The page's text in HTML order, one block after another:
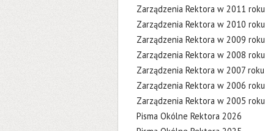
Zarządzenia Rektora w 2011 roku
Zarządzenia Rektora w 2010 roku
Zarządzenia Rektora w 2009 roku
Zarządzenia Rektora w 2008 roku
Zarządzenia Rektora w 2007 roku
Zarządzenia Rektora w 2006 roku
Zarządzenia Rektora w 2005 roku
Pisma Okólne Rektora 2026